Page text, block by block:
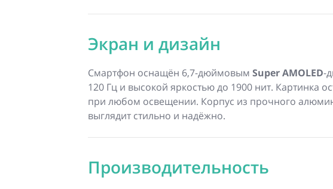
Экран и дизайн
Смартфон оснащён 6,7-дюймовым Super AMOLED-
120 Гц и высокой яркостью до 1900 нит. Картинка
при любом освещении. Корпус из прочного
выглядит стильно и надёжно.
Производительность